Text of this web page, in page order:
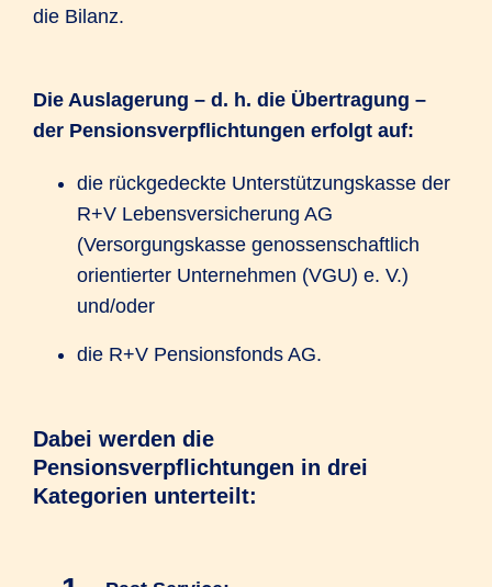
die Bilanz.
Die Auslagerung – d. h. die Übertragung –
der Pensionsverpflichtungen erfolgt auf:
die rückgedeckte Unterstützungskasse der
R+V Lebensversicherung AG
(Versorgungskasse genossenschaftlich
orientierter Unternehmen (VGU) e. V.)
und/oder
die R+V Pensionsfonds AG.
Dabei werden die
Pensionsverpflichtungen in drei
Kategorien unterteilt: